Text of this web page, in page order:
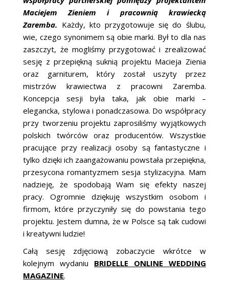
Maciejem Zieniem i pracownią krawiecką
Zaremba. Każdy, kto przygotowuje się do ślubu,
wie, czego synonimem są obie marki. Był to dla nas
zaszczyt, że mogliśmy przygotować i zrealizować
sesję z przepiękną suknią projektu Macieja Zienia
oraz garniturem, który został uszyty przez
mistrzów krawiectwa z pracowni Zaremba.
Koncepcja sesji była taka, jak obie marki –
elegancka, stylowa i ponadczasowa. Do współpracy
przy tworzeniu projektu zaprosiliśmy wyjątkowych
polskich twórców oraz producentów. Wszystkie
pracujące przy realizacji osoby są fantastyczne i
tylko dzięki ich zaangażowaniu powstała przepiękna,
przesycona romantyzmem sesja stylizacyjna. Mam
nadzieję, że spodobają Wam się efekty naszej
pracy. Ogromnie dziękuję wszystkim osobom i
firmom, które przyczyniły się do powstania tego
projektu. Jestem dumna, że w Polsce są tak cudowi
i kreatywni ludzie!
Całą sesję zdjęciową zobaczycie wkrótce w
kolejnym wydaniu BRIDELLE ONLINE WEDDING
MAGAZINE.